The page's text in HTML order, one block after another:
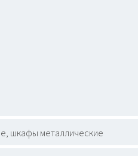
шкафы металлические